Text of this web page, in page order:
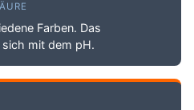
Farben. Das
mit dem pH.